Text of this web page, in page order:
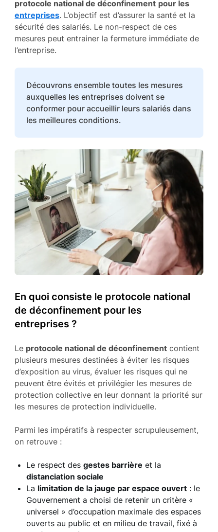
protocole national de déconfinement pour les
entreprises. L’objectif est d’assurer la santé et la
sécurité des salariés. Le non-respect de ces
mesures peut entrainer la fermeture immédiate de
l’entreprise.
Découvrons ensemble toutes les mesures
auxquelles les entreprises doivent se
conformer pour accueillir leurs salariés dans
les meilleures conditions.
En quoi consiste le protocole national
de déconfinement pour les
entreprises ?
Le protocole national de déconfinement contient
plusieurs mesures destinées à éviter les risques
d’exposition au virus, évaluer les risques qui ne
peuvent être évités et privilégier les mesures de
protection collective en leur donnant la priorité sur
les mesures de protection individuelle.
Parmi les impératifs à respecter scrupuleusement,
on retrouve :
Le respect des gestes barrière et la
distanciation sociale
La limitation de la jauge par espace ouvert : le
Gouvernement a choisi de retenir un critère «
universel » d’occupation maximale des espaces
ouverts au public et en milieu de travail, fixé à